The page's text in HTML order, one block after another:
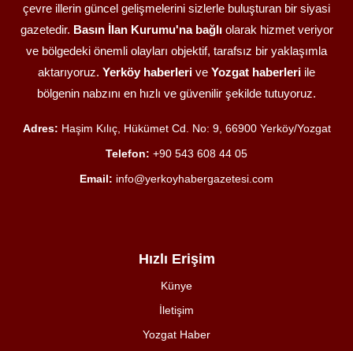
çevre illerin güncel gelişmelerini sizlerle buluşturan bir siyasi
gazetedir. Basın İlan Kurumu'na bağlıolarak hizmet veriyor
ve bölgedeki önemli olayları objektif, tarafsız bir yaklaşımla
aktarıyoruz. Yerköy haberleri ve Yozgat haberleri ile
bölgenin nabzını en hızlı ve güvenilir şekilde tutuyoruz.
Adres: Haşim Kılıç, Hükümet Cd. No: 9, 66900 Yerköy/Yozgat
Telefon: +90 543 608 44 05
Email: info@yerkoyhabergazetesi.com
Hızlı Erişim
Künye
İletişim
Yozgat Haber